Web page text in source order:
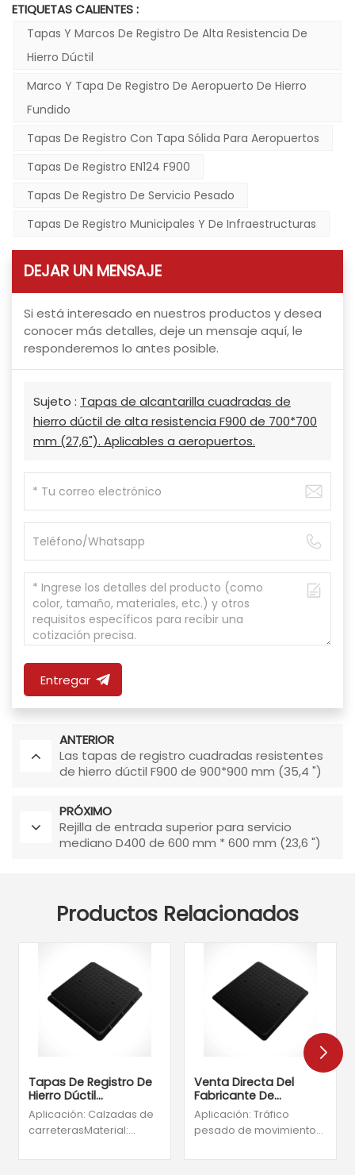
ETIQUETAS CALIENTES :
Tapas Y Marcos De Registro De Alta Resistencia De
Hierro Dúctil
Marco Y Tapa De Registro De Aeropuerto De Hierro
Fundido
Tapas De Registro Con Tapa Sólida Para Aeropuertos
Tapas De Registro EN124 F900
Tapas De Registro De Servicio Pesado
Tapas De Registro Municipales Y De Infraestructuras
DEJAR UN MENSAJE
Si está interesado en nuestros productos y desea
conocer más detalles, deje un mensaje aquí, le
responderemos lo antes posible.
Sujeto : Tapas de alcantarilla cuadradas de
hierro dúctil de alta resistencia F900 de 700*700
mm (27,6"). Aplicables a aeropuertos.
Entregar
ANTERIOR
Las tapas de registro cuadradas resistentes
de hierro dúctil F900 de 900*900 mm (35,4 ")
PRÓXIMO
Rejilla de entrada superior para servicio
mediano D400 de 600 mm * 600 mm (23,6 ")
Productos Relacionados
Tapas De Registro De
Hierro Dúctil
Cuadradas De Servicio
Mediano D400 De
600*600 Mm (23,6
Aplicación: Calzadas de
carreterasMaterial:
color: pintura
Venta Directa Del
Fabricante De
Cubiertas De Registro
De Hierro Dúctil
Cuadradas De Servicio
* 600 Mm (23,6
Aplicación: Tráfico
pesado de movimiento
dúctilPintura y color: